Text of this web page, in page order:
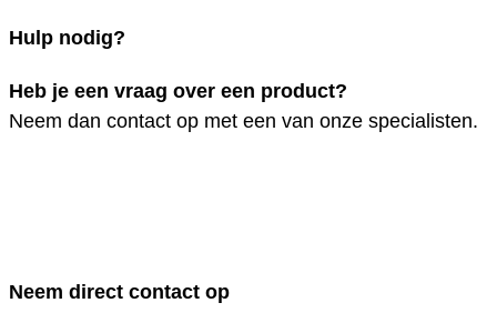
Hulp nodig?
Heb je een vraag over een product?
Neem dan contact op met een van onze specialisten.
Neem direct contact op